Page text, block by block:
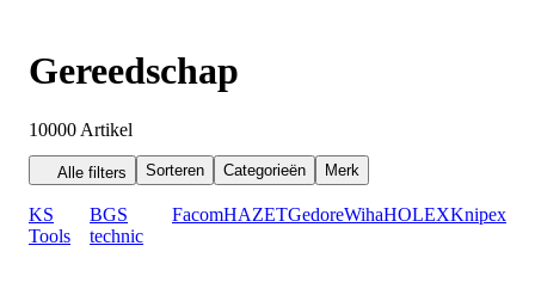
Gereedschap
10000 Artikel
Alle filters Sorteren Categorieën Merk
KS
Tools
BGS
technic
FacomHAZETGedoreWihaHOLEXKnipex